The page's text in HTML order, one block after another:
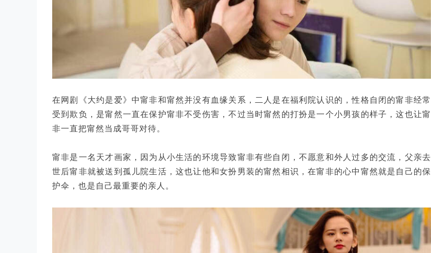
在网剧《大约是爱》中甯非和甯然并没有血缘关系，二人是在福利院认识的，性格自闭的甯非经常
受到欺负，是甯然一直在保护甯非不受伤害，不过当时甯然的打扮是一个小男孩的样子，这也让甯
非一直把甯然当成哥哥对待。
甯非是一名天才画家，因为从小生活的环境导致甯非有些自闭，不愿意和外人过多的交流，父亲去
世后甯非就被送到孤儿院生活，这也让他和女扮男装的甯然相识，在甯非的心中甯然就是自己的保
护伞，也是自己最重要的亲人。